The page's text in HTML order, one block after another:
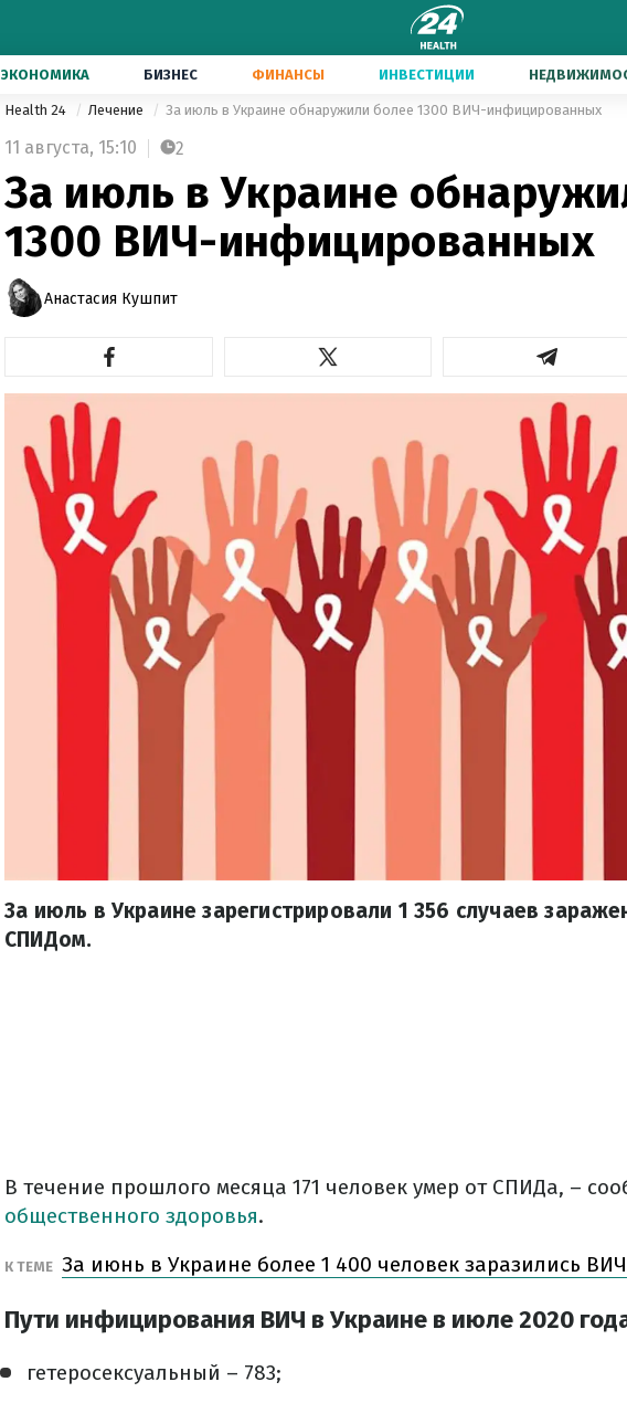
ЭКОНОМИКА БИЗНЕС ФИНАНСЫ ИНВЕСТИЦИИ
Health 24 Лечение За июль в Украине обнаружили более 1300 ВИЧ-инфицированных
11 августа, 15:10 2
За июль в Украине
1300 ВИЧ-инфицированных
Анастасия Кушпит
За июль в Украине зарегистрировали 1 356 случаев
СПИДом.
В течение прошлого месяца 171 человек умер от СПИДа, –
общественного здоровья.
К ТЕМЕ За июнь в Украине более 1 400 человек заразились ВИЧ
Пути инфицирования ВИЧ в Украине в июле 2020
️ гетеросексуальный – 783;